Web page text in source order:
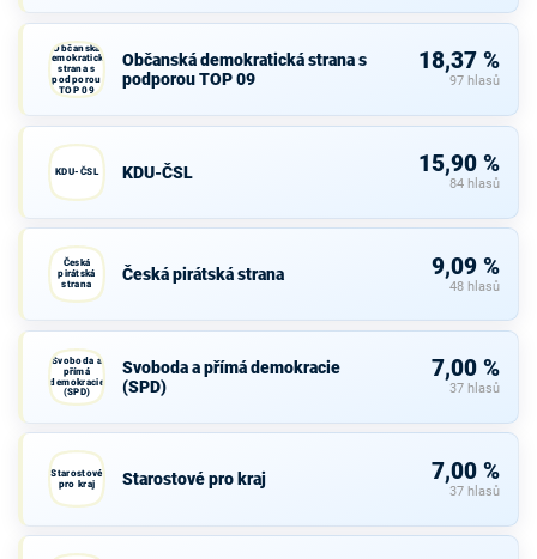
Občanská
demokratická
strana s
podporou
TOP 09
Občanská demokratická strana s
podporou TOP 09
18,37 %
97 hlasů
KDU-ČSL KDU-ČSL 15,90 %
84 hlasů
Česká
pirátská
strana
Česká pirátská strana 9,09 %
48 hlasů
Svoboda a
přímá
demokracie
(SPD)
Svoboda a přímá demokracie
(SPD)
7,00 %
37 hlasů
Starostové
pro kraj
Starostové pro kraj 7,00 %
37 hlasů